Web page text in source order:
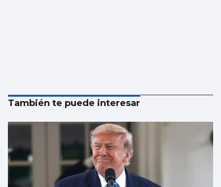
También te puede interesar